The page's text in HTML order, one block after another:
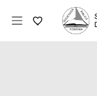
conținut